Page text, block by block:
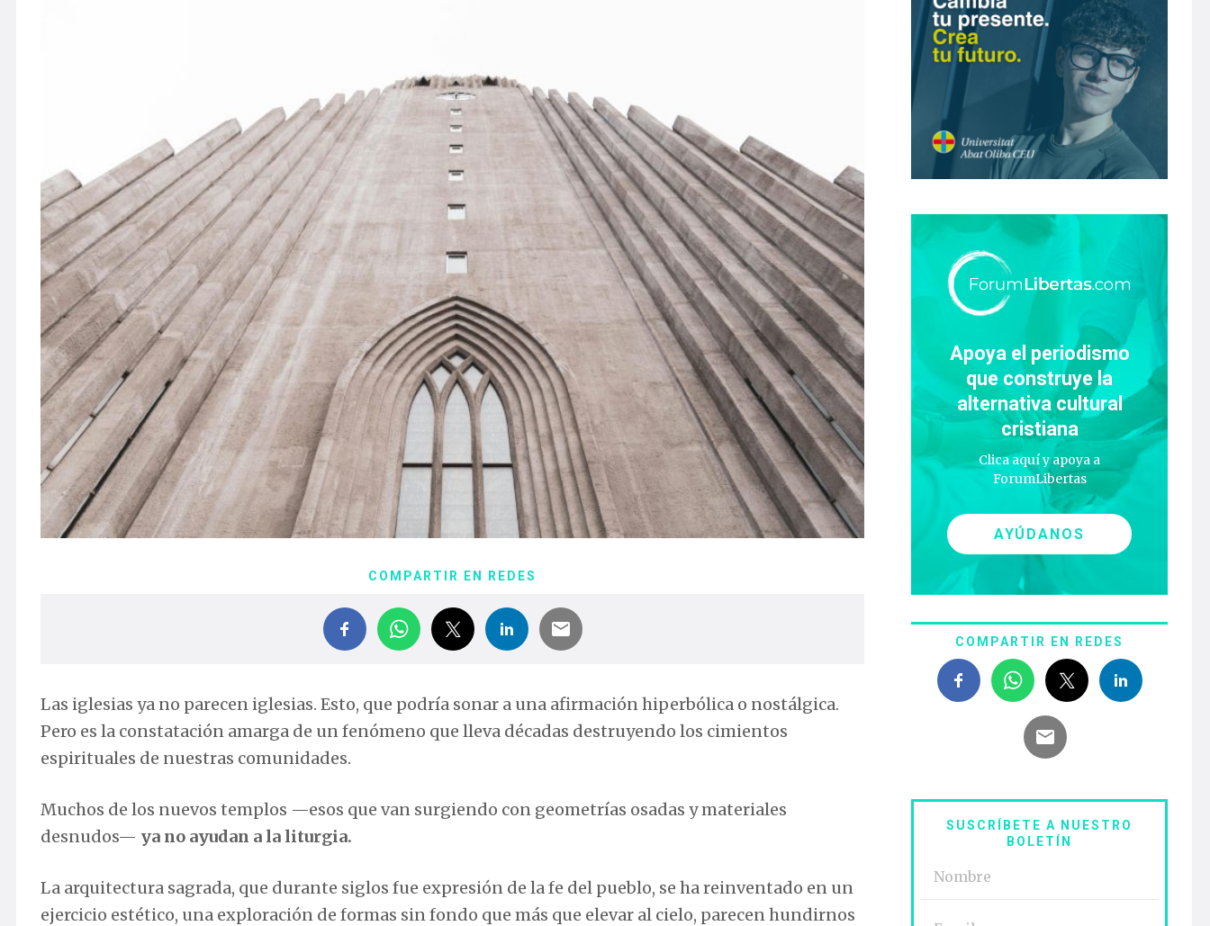
COMPARTIR EN REDES
Las iglesias ya no parecen iglesias. Esto, que podría sonar a una afirmación hiperbólica o nostálgica.
Pero es la constatación amarga de un fenómeno que lleva décadas destruyendo los cimientos
espirituales de nuestras comunidades.
Muchos de los nuevos templos —esos que van surgiendo con geometrías osadas y materiales
desnudos— ya no ayudan a la liturgia.
La arquitectura sagrada, que durante siglos fue expresión de la fe del pueblo, se ha reinventado en un
ejercicio estético, una exploración de formas sin fondo que más que elevar al cielo, parecen hundirnos
Apoya el periodismo
que construye la
alternativa cultural
cristiana
Clica aquí y apoya a
ForumLibertas
AYÚDANOS
COMPARTIR EN REDES
SUSCRÍBETE A NUESTRO
BOLETÍN